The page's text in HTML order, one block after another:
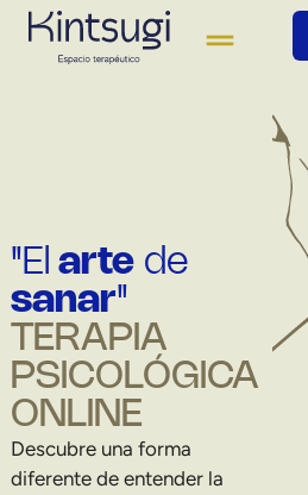
"El arte de
sanar"
TERAPIA
PSICOLÓGICA
ONLINE
Descubre una forma
diferente de entender la